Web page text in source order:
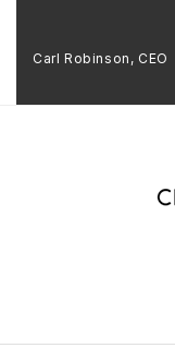
Carl Robinson, CEO